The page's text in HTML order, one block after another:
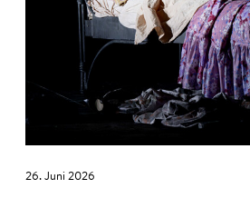
26. Juni 2026